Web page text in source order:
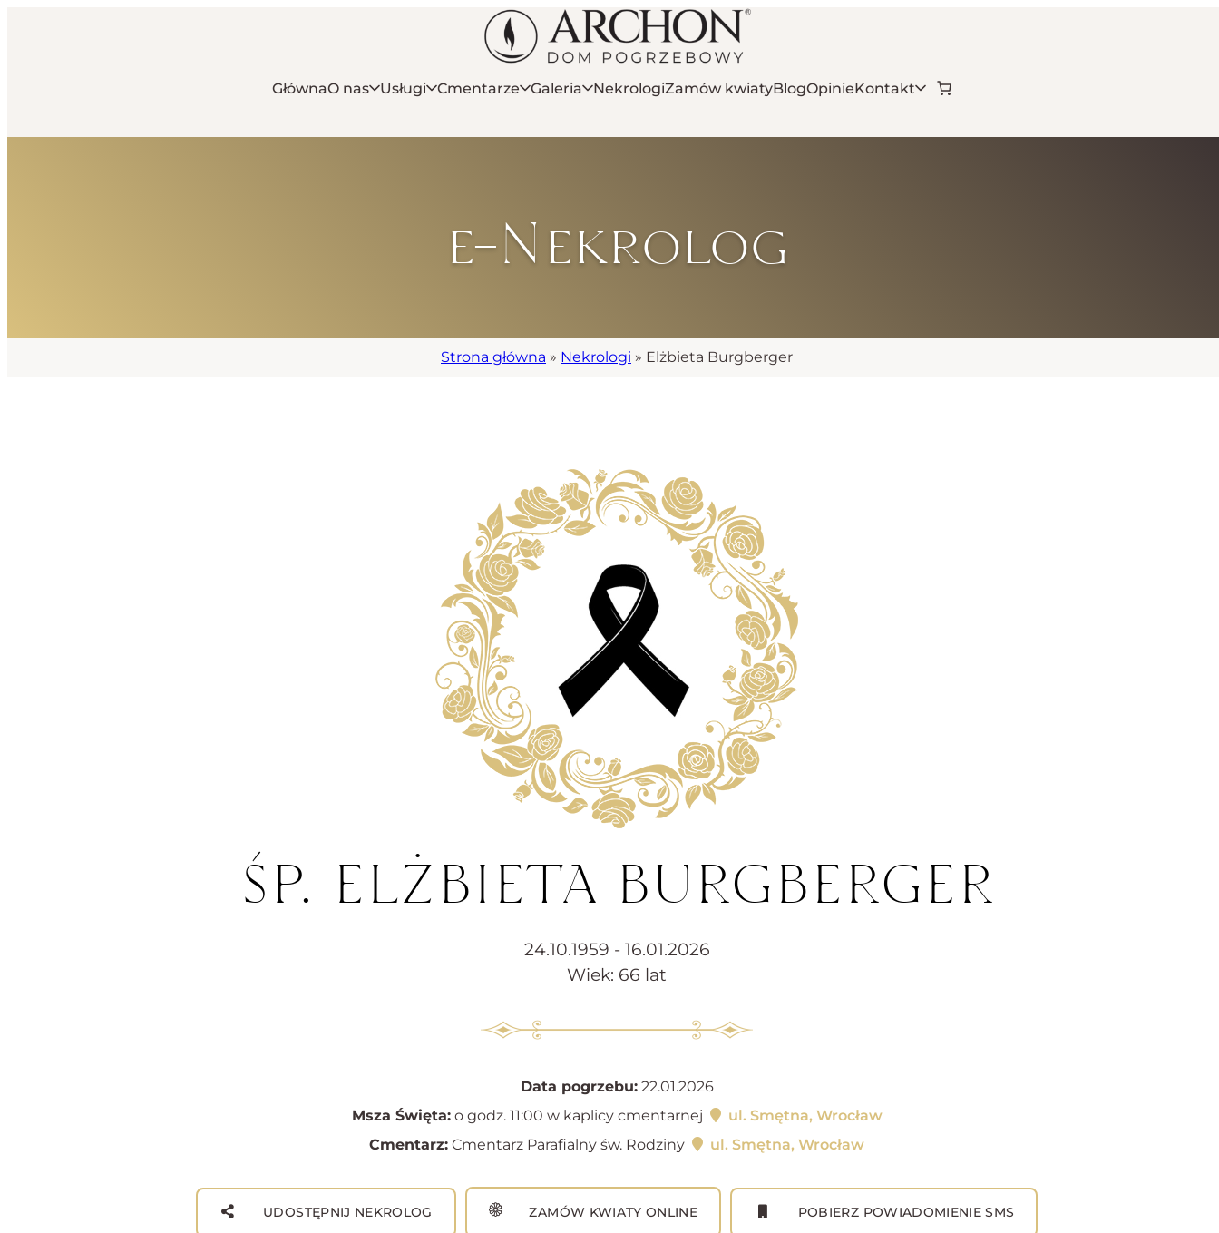
GłównaO nas Usługi Cmentarze Galeria NekrologiZamów kwiatyBlogOpinieKontakt
e-Nekrolog
Strona główna » Nekrologi » Elżbieta Burgberger
ŚP. ELŻBIETA BURGBERGER
24.10.1959 - 16.01.2026
Wiek: 66 lat
Data pogrzebu:22.01.2026
Msza Święta:o godz. 11:00 w kaplicy cmentarnej
ul. Smętna, Wrocław
Cmentarz: Cmentarz Parafialny św. Rodziny ul. Smętna, Wrocław
UDOSTĘPNIJ NEKROLOG ZAMÓW KWIATY ONLINE POBIERZ POWIADOMIENIE SMS